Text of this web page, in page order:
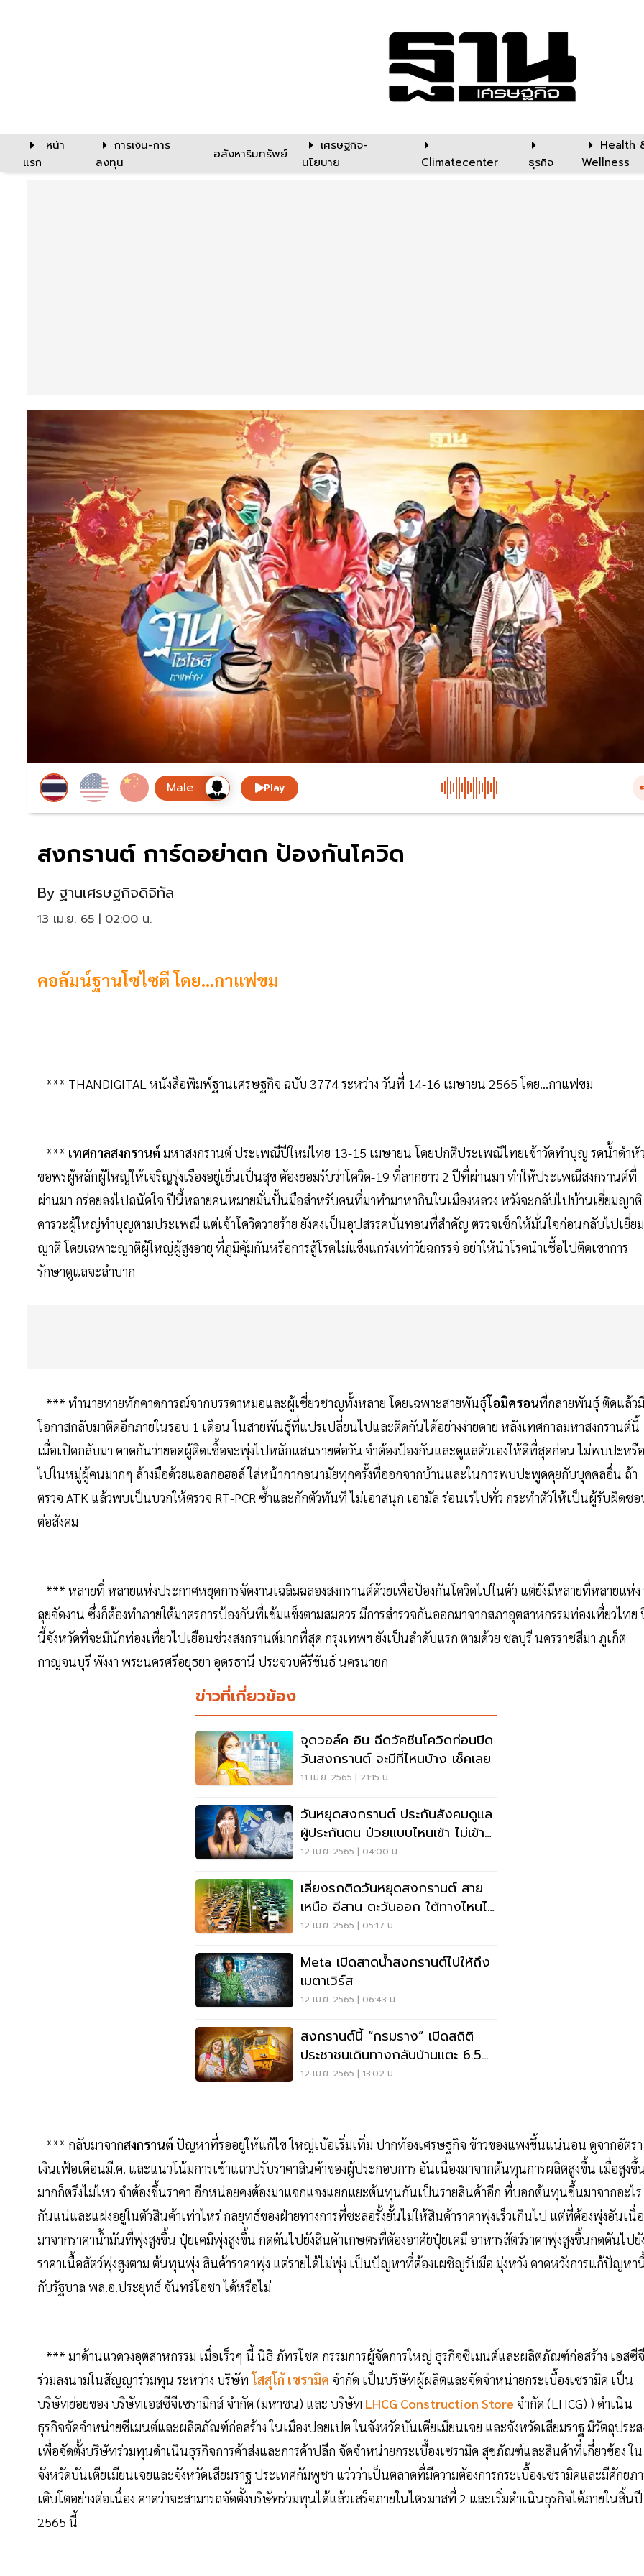
หน้า
แรก
การเงิน-การ
ลงทุน
อสังหาริมทรัพย์
เศรษฐกิจ-
นโยบาย
Climatecenter ธุรกิจ
Health
Wellness
Play
สงกรานต์ การ์ดอย่าตก ป้องกันโควิด
By ฐานเศรษฐกิจดิจิทัล
13 เม.ย. 65 | 02:00 น.
คอลัมน์ฐานโซไซตี โดย...กาแฟขม
*** THANDIGITAL หนังสือพิมพ์ฐานเศรษฐกิจ ฉบับ 3774 ระหว่าง วันที่ 14-16 เมษายน 2565 โดย...กาแฟขม
*** เทศกาลสงกรานต์ มหาสงกรานต์ ประเพณีปีใหม่ไทย 13-15 เมษายน โดยปกติประเพณีไทยเข้าวัดทำบุญ รดน้ำดำหัว
ขอพรผู้หลักผู้ใหญ่ให้เจริญรุ่งเรืองอยู่เย็นเป็นสุข ต้องยอมรับว่าโควิด-19 ที่ลากยาว 2 ปีที่ผ่านมา ทำให้ประเพณีสงกรานต์ที่
ผ่านมา กร่อยลงไปถนัดใจ ปีนี้หลายคนหมายมั่นปั้นมือสำหรับคนที่มาทำมาหากินในเมืองหลวง หวังจะกลับไปบ้านเยี่ยมญาติ
คารวะผู้ใหญ่ทำบุญตามประเพณี แต่เจ้าโควิดวายร้าย ยังคงเป็นอุปสรรคบั่นทอนที่สำคัญ ตรวจเช็กให้มั่นใจก่อนกลับไปเยี่ยม
ญาติ โดยเฉพาะญาติผู้ใหญ่ผู้สูงอายุ ที่ภูมิคุ้มกันหรือการสู้โรคไม่แข็งแกร่งเท่าวัยฉกรรจ์ อย่าให้นำโรคนำเชื้อไปติดเขาการ
รักษาดูแลจะลำบาก
*** ทำนายทายทักคาดการณ์จากบรรดาหมอและผู้เชี่ยวชาญทั้งหลาย โดยเฉพาะสายพันธุ์โอมิครอนที่กลายพันธุ์ ติดแล้วมี
โอกาสกลับมาติดอีกภายในรอบ 1 เดือน ในสายพันธุ์ที่แปรเปลี่ยนไปและติดกันได้อย่างง่ายดาย หลังเทศกาลมหาสงกรานต์นี้
เมื่อเปิดกลับมา คาดกันว่ายอดผู้ติดเชื้อจะพุ่งไปหลักแสนรายต่อวัน จำต้องป้องกันและดูแลตัวเองให้ดีที่สุดก่อน ไม่พบปะหรือ
ไปในหมู่ผู้คนมากๆ ล้างมือด้วยแอลกอฮอล์ ใส่หน้ากากอนามัยทุกครั้งที่ออกจากบ้านและในการพบปะพูดคุยกับบุคคลอื่น ถ้า
ตรวจ ATK แล้วพบเป็นบวกให้ตรวจ RT-PCR ซ้ำและกักตัวทันที ไม่เอาสนุก เอามัล ร่อนเร่ไปทั่ว กระทำตัวให้เป็นผู้รับผิดชอ
ต่อสังคม
*** หลายที่ หลายแห่งประกาศหยุดการจัดงานเฉลิมฉลองสงกรานต์ด้วยเพื่อป้องกันโควิดไปในตัว แต่ยังมีหลายที่หลายแห่ง
ลุยจัดงาน ซึ่งก็ต้องทำภายใต้มาตรการป้องกันที่เข้มแข็งตามสมควร มีการสำรวจกันออกมาจากสภาอุตสาหกรรมท่องเที่ยวไทย
นี้จังหวัดที่จะมีนักท่องเที่ยวไปเยือนช่วงสงกรานต์มากที่สุด กรุงเทพฯ ยังเป็นลำดับแรก ตามด้วย ชลบุรี นครราชสีมา ภูเก็ต
กาญจนบุรี พังงา พระนครศรีอยุธยา อุดรธานี ประจวบคีรีขันธ์ นครนายก
ข่าวที่เกี่ยวข้อง
จุดวอล์ค อิน ฉีดวัคซีนโควิดก่อนปิด
วันสงกรานต์ จะมีที่ไหนบ้าง เช็คเลย
11 เม.ย. 2565 | 21:15 น.
วันหยุดสงกรานต์ ประกันสังคมดูแล
ผู้ประกันตน ป่วยแบบไหนเข้า ไม่เข้า
เกณฑ์
12 เม.ย. 2565 | 04:00 น.
เลี่ยงรถติดวันหยุดสงกรานต์ สาย
เหนือ อีสาน ตะวันออก ใต้ทางไหนได้
บ้าง เช็กเลย
12 เม.ย. 2565 | 05:17 น.
Meta เปิดสาดน้ำสงกรานต์ไปให้ถึง
เมตาเวิร์ส
12 เม.ย. 2565 | 06:43 น.
สงกรานต์นี้ “กรมราง” เปิดสถิติ
ประชาชนเดินทางกลับบ้านแตะ 6.5
แสนคน
12 เม.ย. 2565 | 13:02 น.
*** กลับมาจากสงกรานต์ ปัญหาที่รออยู่ให้แก้ไข ใหญ่เบ้อเริ่มเทิ่ม ปากท้องเศรษฐกิจ ข้าวของแพงขึ้นแน่นอน ดูจากอัตรา
เงินเฟ้อเดือนมี.ค. และแนวโน้มการเข้าแถวปรับราคาสินค้าของผู้ประกอบการ อันเนื่องมาจากต้นทุนการผลิตสูงขึ้น เมื่อสูงขึ้
มากก็ตรึงไม่ไหว จำต้องขึ้นราคา อีกหน่อยคงต้องมาแจกแจงแยกแยะต้นทุนกันเป็นรายสินค้าอีก ที่บอกต้นทุนขึ้นมาจากอะไร
กันแน่และแฝงอยู่ในตัวสินค้าเท่าไหร่ กลยุทธ์ของฝ่ายทางการที่ชะลอรั้งยั้นไม่ให้สินค้าราคาพุ่งเร็วเกินไป แต่ที่ต้องพุ่งอันเนื่
มาจากราคาน้ำมันที่พุ่งสูงขึ้น ปุ๋ยเคมีพุ่งสูงขึ้น กดดันไปยังสินค้าเกษตรที่ต้องอาศัยปุ๋ยเคมี อาหารสัตว์ราคาพุ่งสูงขึ้นกดดันไปยั
ราคาเนื้อสัตว์พุ่งสูงตาม ต้นทุนพุ่ง สินค้าราคาพุ่ง แต่รายได้ไม่พุ่ง เป็นปัญหาที่ต้องเผชิญรับมือ มุ่งหวัง คาดหวังการแก้ปัญหา
กับรัฐบาล พล.อ.ประยุทธ์ จันทร์โอชา ได้หรือไม่
*** มาด้านแวดวงอุตสาหกรรม เมื่อเร็วๆ นี้ นิธิ ภัทรโชค กรรมการผู้จัดการใหญ่ ธุรกิจซีเมนต์และผลิตภัณฑ์ก่อสร้าง เอสซีจี
ร่วมลงนามในสัญญาร่วมทุน ระหว่าง บริษัทโสสุโก้ เซรามิค จำกัด เป็นบริษัทผู้ผลิตและจัดจำหน่ายกระเบื้องเซรามิค เป็น
บริษัทย่อยของ บริษัทเอสซีจีเซรามิกส์ จำกัด (มหาชน) และ บริษัท LHCG Construction Store จำกัด (LHCG) ) ดำเนิน
ธุรกิจจัดจำหน่ายซีเมนต์และผลิตภัณฑ์ก่อสร้าง ในเมืองปอยเปต ในจังหวัดบันเตียเมียนเจย และจังหวัดเสียมราฐ มีวัตถุประส
เพื่อจัดตั้งบริษัทร่วมทุนดำเนินธุรกิจการค้าส่งและการค้าปลีก จัดจำหน่ายกระเบื้องเซรามิค สุขภัณฑ์และสินค้าที่เกี่ยวข้อง ใน
จังหวัดบันเตียเมียนเจยและจังหวัดเสียมราฐ ประเทศกัมพูชา แว่วว่าเป็นตลาดที่มีความต้องการกระเบื้องเซรามิคและมีศักยภ
เติบโตอย่างต่อเนื่อง คาดว่าจะสามารถจัดตั้งบริษัทร่วมทุนได้แล้วเสร็จภายในไตรมาสที่ 2 และเริ่มดำเนินธุรกิจได้ภายในสิ้นปี
2565 นี้